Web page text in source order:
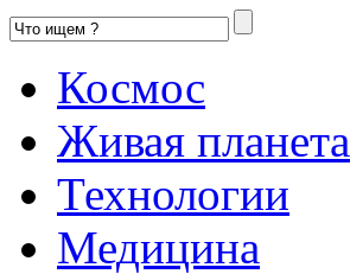
Космос
Живая планета
Технологии
Медицина